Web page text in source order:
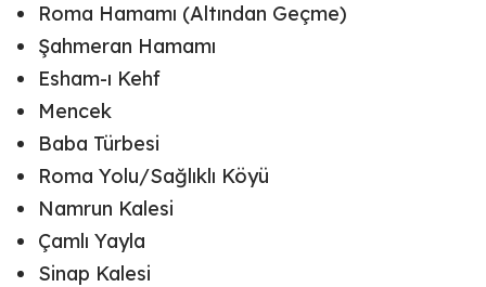
Roma Hamamı (Altından Geçme)
Şahmeran Hamamı
Esham-ı Kehf
Mencek
Baba Türbesi
Roma Yolu/Sağlıklı Köyü
Namrun Kalesi
Çamlı Yayla
Sinap Kalesi